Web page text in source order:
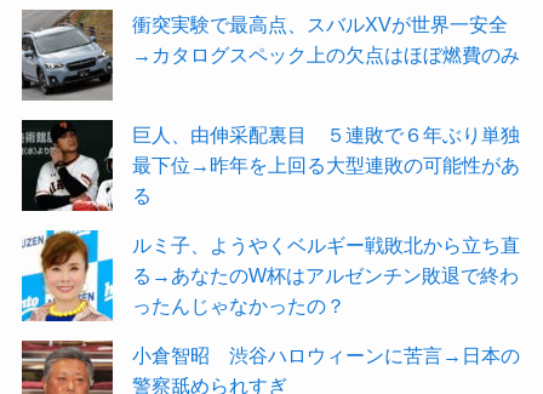
衝突実験で最高点、スバルXVが世界一安全
→カタログスペック上の欠点はほぼ燃費のみ
巨人、由伸采配裏目 ５連敗で６年ぶり単独
最下位→昨年を上回る大型連敗の可能性があ
る
ルミ子、ようやくベルギー戦敗北から立ち直
る→あなたのW杯はアルゼンチン敗退で終わ
ったんじゃなかったの？
小倉智昭 渋谷ハロウィーンに苦言→日本の
警察舐められすぎ